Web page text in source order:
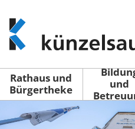
www.kuenzelsau.de
(zur
Startseite)
Rathaus und
Bürgertheke
und